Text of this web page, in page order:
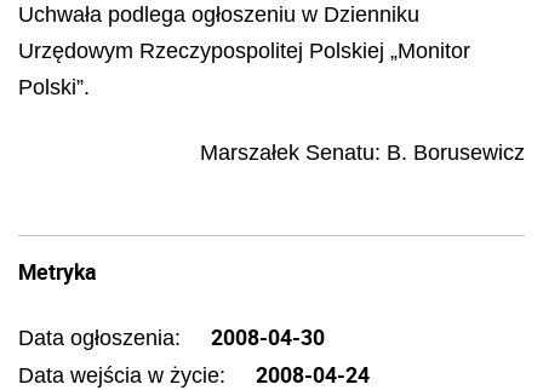
Uchwała podlega ogłoszeniu w Dzienniku
Urzędowym Rzeczypospolitej Polskiej „Monitor
Polski”.
Marszałek Senatu: B. Borusewicz
Metryka
Data ogłoszenia: 2008-04-30
Data wejścia w życie: 2008-04-24